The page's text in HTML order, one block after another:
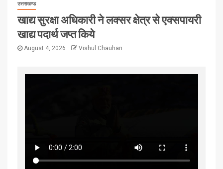
उत्तराखण्ड
खाद्य सुरक्षा अधिकारी ने लक्सर क्षेत्र से एक्सपायरी
खाद्य पदार्थ जप्त किये
August 4, 2026 Vishul Chauhan